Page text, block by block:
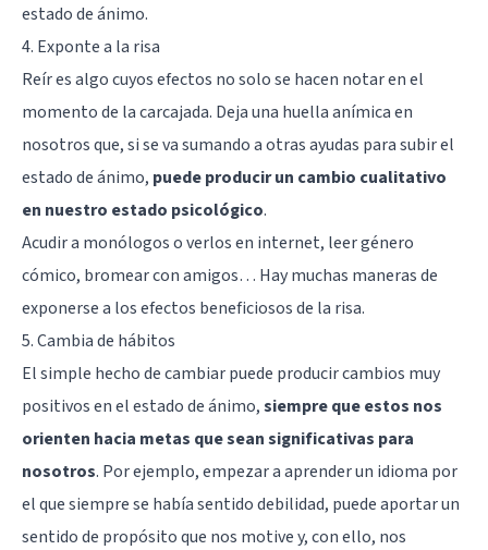
estado de ánimo.
4. Exponte a la risa
Reír es algo cuyos efectos no solo se hacen notar en el
momento de la carcajada. Deja una huella anímica en
nosotros que, si se va sumando a otras ayudas para subir el
estado de ánimo, puede producir un cambio cualitativo
en nuestro estado psicológico.
Acudir a monólogos o verlos en internet, leer género
cómico, bromear con amigos… Hay muchas maneras de
exponerse a los efectos beneficiosos de la risa.
5. Cambia de hábitos
El simple hecho de cambiar puede producir cambios muy
positivos en el estado de ánimo,siempre que estos nos
orienten hacia metas que sean significativas para
nosotros. Por ejemplo, empezar a aprender un idioma por
el que siempre se había sentido debilidad, puede aportar un
sentido de propósito que nos motive y, con ello, nos